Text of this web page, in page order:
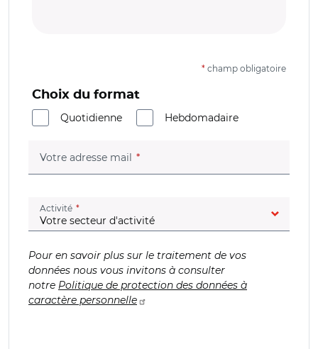
* champ obligatoire
Choix du format
Quotidienne
Hebdomadaire
Votre adresse mail (champ obligatoire)
Activité (champ obligatoire)
Pour en savoir plus sur le traitement de vos
données nous vous invitons à consulter
notre Politique de protection des données à
caractère personnelle